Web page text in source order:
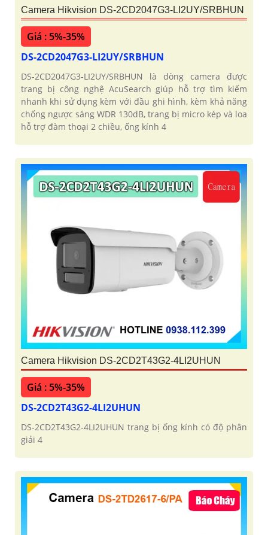
Camera Hikvision DS-2CD2047G3-LI2UY/SRBHUN
Giá : 5%-35%
DS-2CD2047G3-LI2UY/SRBHUN
DS-2CD2047G3-LI2UY/SRBHUN là dòng camera được
trang bị công nghệ AcuSearch giúp hỗ trợ tìm kiếm
nhanh khi sử dụng kèm với đầu ghi hình, kèm khả năng
chống ngược sáng WDR 130dB, trang bị micro kép và loa
hỗ trợ đàm thoại 2 chiều, ống kính 4
Camera Hikvision DS-2CD2T43G2-4LI2UHUN
Giá : 5%-35%
DS-2CD2T43G2-4LI2UHUN
DS-2CD2T43G2-4LI2UHUN trang bị ống kính có độ phân
giải 4